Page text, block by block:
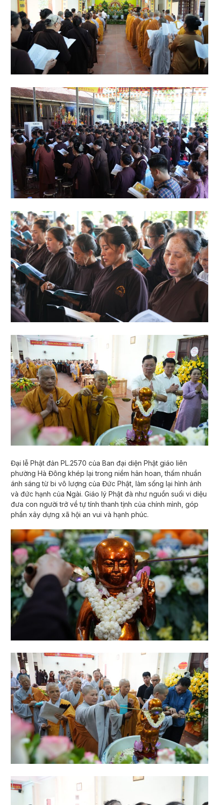
Đại lễ Phật đản PL.2570 của Ban đại diện Phật giáo liên
phường Hà Đông khép lại trong niềm hân hoan, thấm nhuần
ánh sáng từ bi vô lượng của Đức Phật, làm sống lại hình ảnh
và đức hạnh của Ngài. Giáo lý Phật đà như nguồn suối vi diệu
đưa con người trở về tự tính thanh tịnh của chính mình, góp
phần xây dựng xã hội an vui và hạnh phúc.